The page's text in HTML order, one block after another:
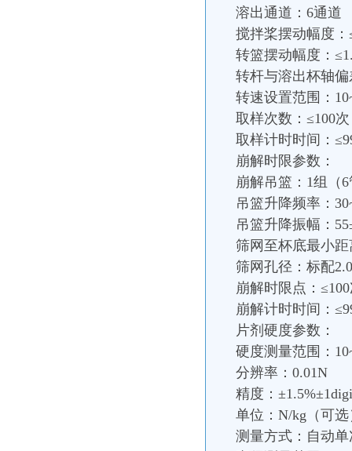
溶出通道：6通道
搅拌桨摆动幅度：
转篮摆动幅度：
转杆与溶出杯轴偏
转速设置范围：
取样次数：≤100次
取样计时时间：
崩解时限参数：
崩解吊篮：1组（
吊篮升降频率：
吊篮升降振幅：
筛网至杯底最小距
筛网孔径：标配
崩解时限点：
崩解计时时间：
片剂硬度参数：
硬度测量范围：
分辨率：0.01N
精度：
单位：N/kg（可选
测量方式：自动